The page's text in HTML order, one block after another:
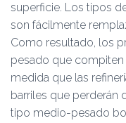
superficie. Los tipos
son fácilmente
Como resultado, los
pesado que compiten
medida que las
barriles que perderán
tipo medio-pesado